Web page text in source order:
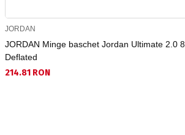
JORDAN
JORDAN Minge baschet Jordan Ultimate 2.0
Deflated
214.81 RON